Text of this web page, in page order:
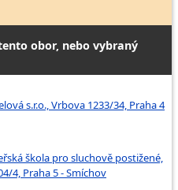
obor, nebo vybraný
s.r.o., Vrbova 1233/34, Praha 4
škola pro sluchově postižené,
4, Praha 5 - Smíchov